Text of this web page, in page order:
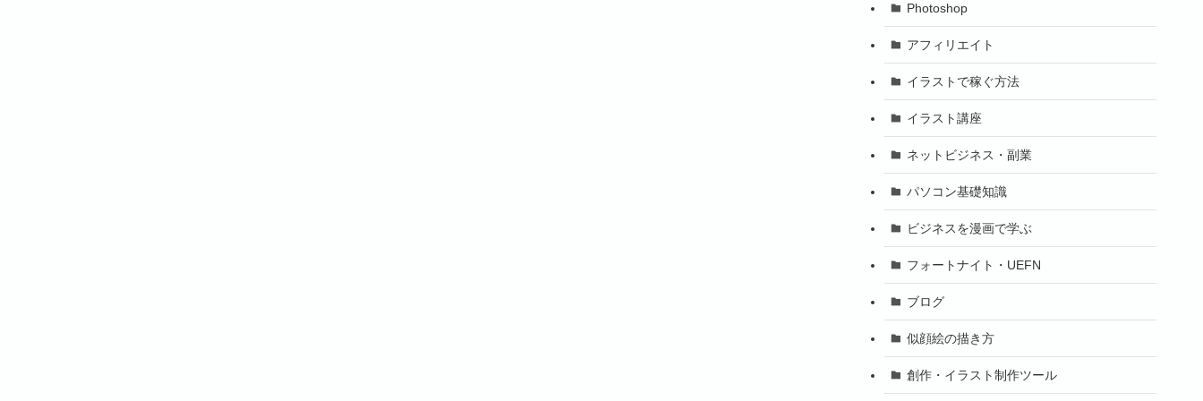
Photoshop
アフィリエイト
イラストで稼ぐ方法
イラスト講座
ネットビジネス・副業
パソコン基礎知識
ビジネスを漫画で学ぶ
フォートナイト・UEFN
ブログ
似顔絵の描き方
創作・イラスト制作ツール